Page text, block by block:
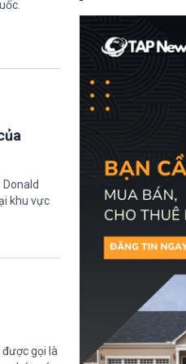
khu vực
gọi là